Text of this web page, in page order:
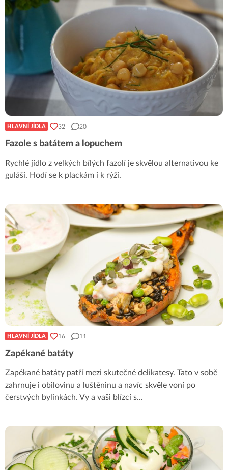
HLAVNÍ JÍDLA 32 20
Fazole s batátem a lopuchem
Rychlé jídlo z velkých bílých fazolí je skvělou alternativou ke
guláši. Hodí se k plackám i k rýži.
HLAVNÍ JÍDLA 16 11
Zapékané batáty
Zapékané batáty patří mezi skutečné delikatesy. Tato v sobě
zahrnuje i obilovinu a luštěninu a navíc skvěle voní po
čerstvých bylinkách. Vy a vaši blízcí s...